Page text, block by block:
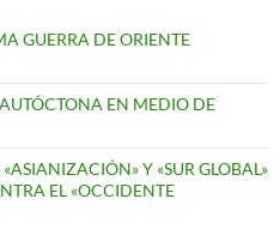
GUERRA DE ORIENTE
EN MEDIO DE
Y «SUR GLOBAL»
EL «OCCIDENTE